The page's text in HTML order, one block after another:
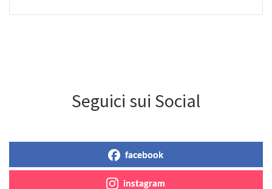
Seguici sui Social
facebook
instagram